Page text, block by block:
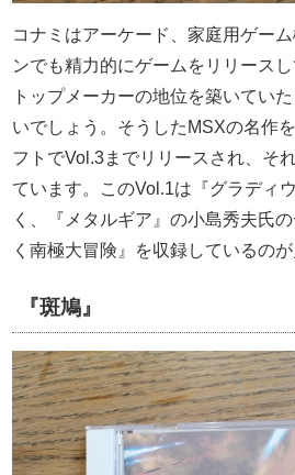
コナミはアーケード、家庭用ゲー
ンでも精力的にゲームをリリース
トップメーカーの地位を築いてい
いでしょう。そうしたMSXの名作
フトでVol.3までリリースされ、そ
ています。このVol.1は『グラディ
く、『メタルギア』の小島秀夫氏
く南極大冒険』を収録しているのが
『斑鳩』